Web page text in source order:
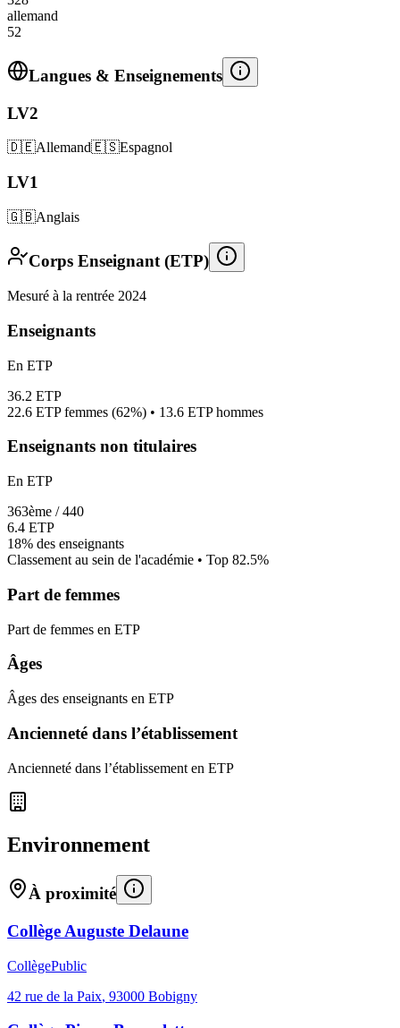
allemand
52
Langues & Enseignements
LV2
🇩🇪Allemand🇪🇸Espagnol
LV1
🇬🇧Anglais
Corps Enseignant (ETP)
Mesuré à la rentrée 2024
Enseignants
En ETP
36.2 ETP
22.6 ETP femmes (62%) • 13.6 ETP hommes
Enseignants non titulaires
En ETP
363ème /440
6.4 ETP
18% des enseignants
Classement au sein de l'académie • Top 82.5%
Part de femmes
Part de femmes en ETP
Âges
Âges des enseignants en ETP
Ancienneté dans l’établissement
Ancienneté dans l’établissement en ETP
Environnement
À proximité
Collège Auguste Delaune
CollègePublic
42 rue de la Paix, 93000 Bobigny